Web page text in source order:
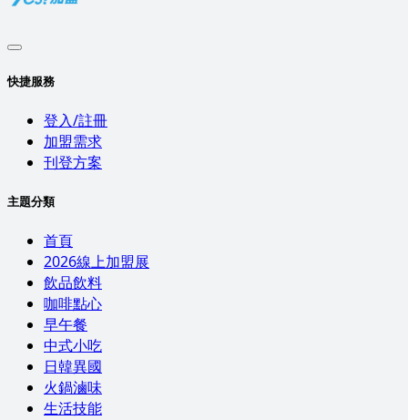
快捷服務
登入/註冊
加盟需求
刊登方案
主題分類
首頁
2026線上加盟展
飲品飲料
咖啡點心
早午餐
中式小吃
日韓異國
火鍋滷味
生活技能